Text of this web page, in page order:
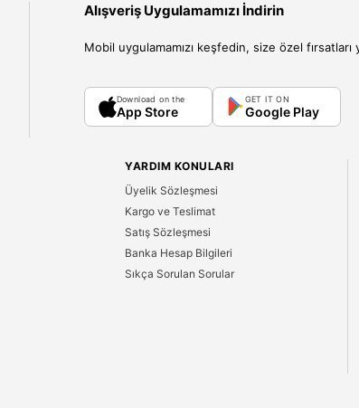
Alışveriş Uygulamamızı İndirin
Mobil uygulamamızı keşfedin, size özel fırsatları
Download on the
App Store
GET IT ON
Google Play
YARDIM KONULARI
Üyelik Sözleşmesi
Kargo ve Teslimat
Satış Sözleşmesi
Banka Hesap Bilgileri
Sıkça Sorulan Sorular